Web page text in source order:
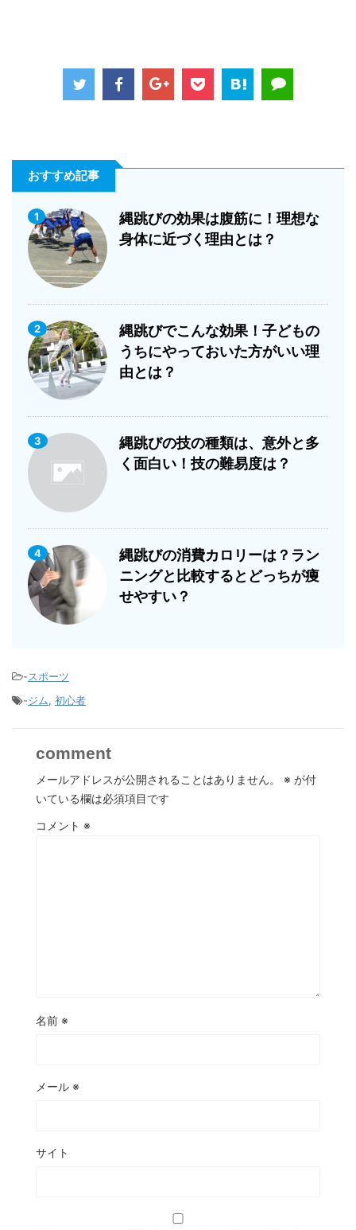
おすすめ記事
1
縄跳びの効果は腹筋に！理想な
身体に近づく理由とは？
2
縄跳びでこんな効果！子どもの
うちにやっておいた方がいい理
由とは？
3
縄跳びの技の種類は、意外と多
く面白い！技の難易度は？
4
縄跳びの消費カロリーは？ラン
ニングと比較するとどっちが痩
せやすい？
-スポーツ
-ジム, 初心者
comment
メールアドレスが公開されることはありません。 ※ が付
いている欄は必須項目です
コメント ※
名前 ※
メール ※
サイト